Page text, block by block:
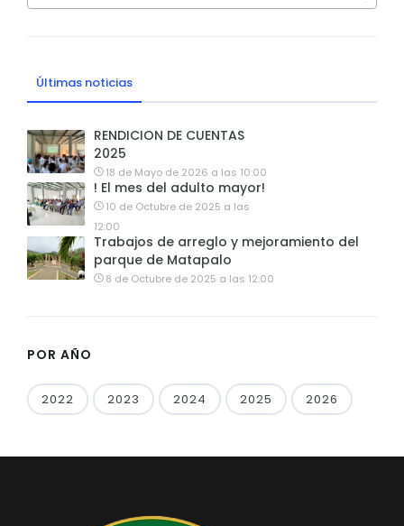
Últimas noticias
RENDICION DE CUENTAS
2025
18 de Mayo de 2026 a las 10:00
! El mes del adulto mayor!
10 de Octubre de 2025 a las
12:00
Trabajos de arreglo y mejoramiento del
parque de Matapalo
8 de Octubre de 2025 a las 12:00
POR AÑO
2022 2023 2024 2025 2026